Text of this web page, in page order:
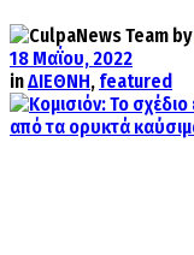
by
18 Μαΐου, 2022
inΔΙΕΘΝΗ, featured